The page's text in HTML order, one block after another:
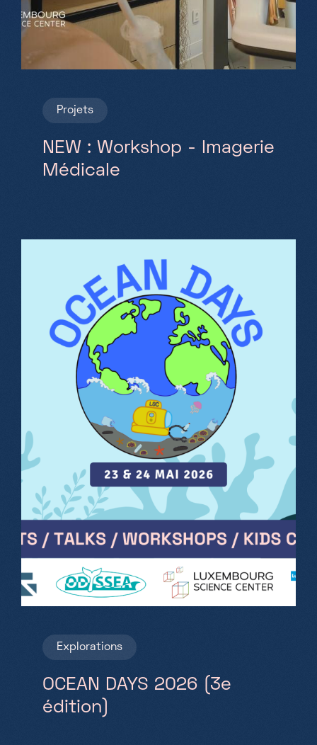
Projets
NEW : Workshop - Imagerie
Médicale
Explorations
OCEAN DAYS 2026 (3e
édition)